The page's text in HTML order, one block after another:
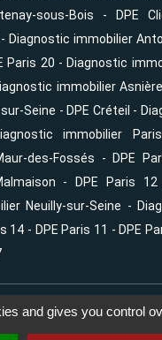
sous-Bois - DPE
- Diagnostic immobilier
Paris 20 - Diagnostic
immobilier
sur-Seine - DPE Créteil -
immobilier
des-Fossés - DPE
- DPE Paris 12
Neuilly-sur-Seine -
14 - DPE Paris 11 - DPE
Conseils -Diagnostic
and gives you control